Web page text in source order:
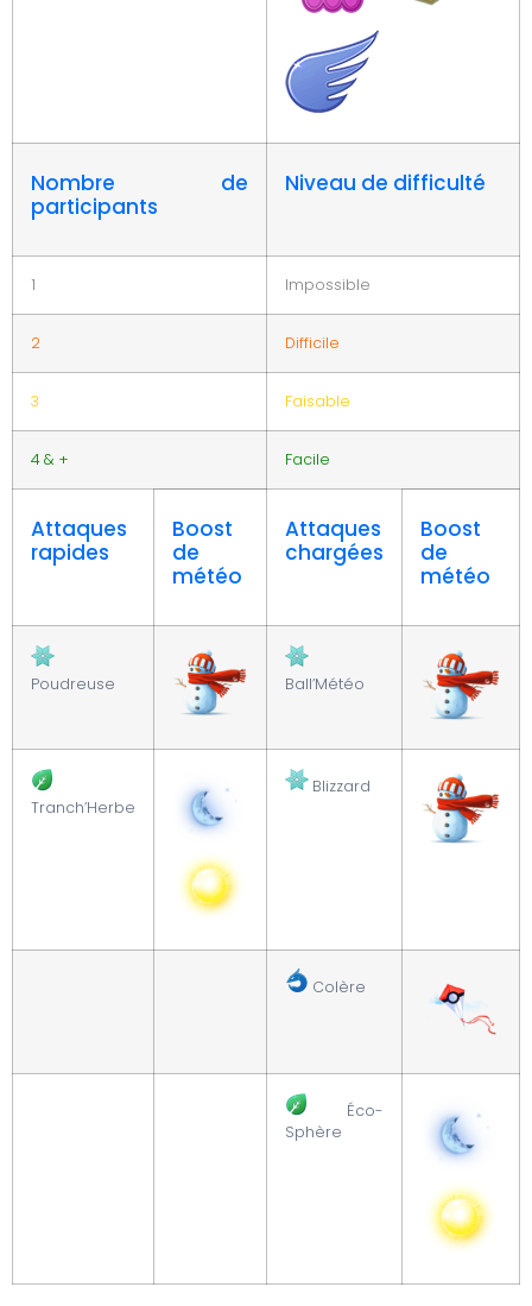
Nombre de
participants
Niveau de difficulté
1 Impossible
2 Difficile
3 Faisable
4 & + Facile
Attaques
rapides
Boost
de
météo
Attaques
chargées
Boost
de
météo
Poudreuse Ball’Météo
Tranch’Herbe
Blizzard
Colère
Éco-
Sphère